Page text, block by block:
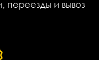
переезды и вывоз